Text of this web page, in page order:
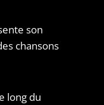
son
chansons
long du